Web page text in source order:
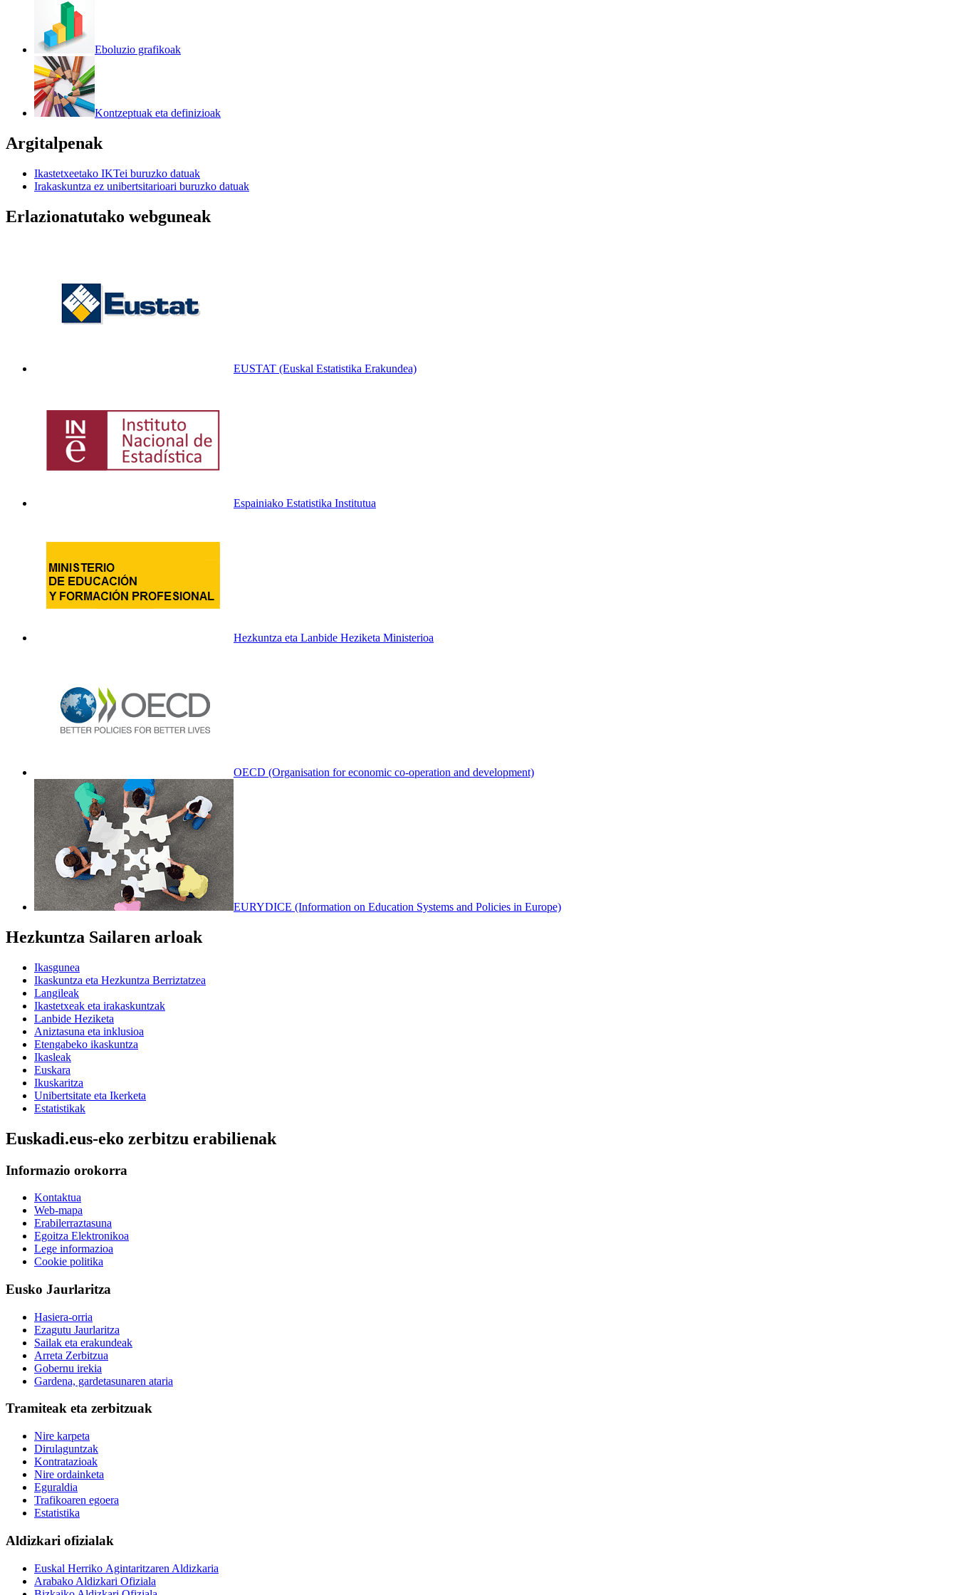
Eboluzio grafikoak
Kontzeptuak eta definizioak
Argitalpenak
Ikastetxeetako IKTei buruzko datuak
Irakaskuntza ez unibertsitarioari buruzko datuak
Erlazionatutako webguneak
EUSTAT (Euskal Estatistika Erakundea)
Espainiako Estatistika Institutua
Hezkuntza eta Lanbide Heziketa Ministerioa
OECD (Organisation for economic co-operation and development)
EURYDICE (Information on Education Systems and Policies in Europe)
Hezkuntza Sailaren arloak
Ikasgunea
Ikaskuntza eta Hezkuntza Berriztatzea
Langileak
Ikastetxeak eta irakaskuntzak
Lanbide Heziketa
Aniztasuna eta inklusioa
Etengabeko ikaskuntza
Ikasleak
Euskara
Ikuskaritza
Unibertsitate eta Ikerketa
Estatistikak
Euskadi.eus-eko zerbitzu erabilienak
Informazio orokorra
Kontaktua
Web-mapa
Erabilerraztasuna
Egoitza Elektronikoa
Lege informazioa
Cookie politika
Eusko Jaurlaritza
Hasiera-orria
Ezagutu Jaurlaritza
Sailak eta erakundeak
Arreta Zerbitzua
Gobernu irekia
Gardena, gardetasunaren ataria
Tramiteak eta zerbitzuak
Nire karpeta
Dirulaguntzak
Kontratazioak
Nire ordainketa
Eguraldia
Trafikoaren egoera
Estatistika
Aldizkari ofizialak
Euskal Herriko Agintaritzaren Aldizkaria
Arabako Aldizkari Ofiziala